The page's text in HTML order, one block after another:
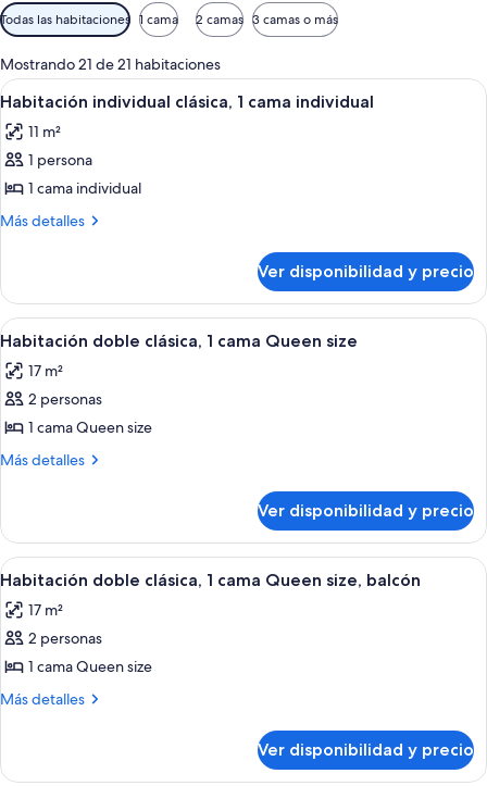
Filtros
disponibles
para
las
habitaciones
Todas las habitaciones 1 cama 2 camas 3 camas o más
Mostrando 21 de 21 habitaciones
Ver
todas
las
fotos
de
Habitación
1
cama
individual
Un hotel moderno con una cama,
4
Habitación individual clásica, 1 cama individual
11 m²
1 persona
1 cama individual
Más detalles
Más
individual
clásica,
1
individual
Ver disponibilidad y precio
Ver
todas
las
fotos
de
Habitación
1
cama
Queen
size
Una habitación de hotel moderna
4
Habitación doble clásica, 1 cama Queen size
17 m²
2 personas
1 cama Queen size
Más detalles
Más
doble
clásica,
1
Queen
size
Ver disponibilidad y precio
Ver
todas
las
fotos
de
Habitación
1
Habitación de hotel con cama,
6
Habitación doble clásica, 1 cama Queen size, balcón
17 m²
2 personas
1 cama Queen size
Más detalles
Más
doble
Ver disponibilidad y precio